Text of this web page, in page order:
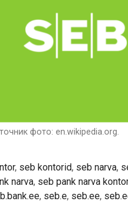
фото: en.wikipedia.org.
, seb kontorid, seb narva,
narva, seb pank narva kontor
, seb.e, seb.ee,